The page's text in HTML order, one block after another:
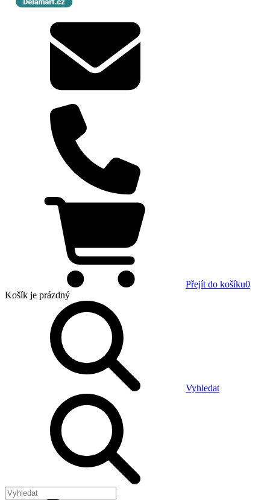
Přejít do košíku0
Košík je prázdný
Vyhledat